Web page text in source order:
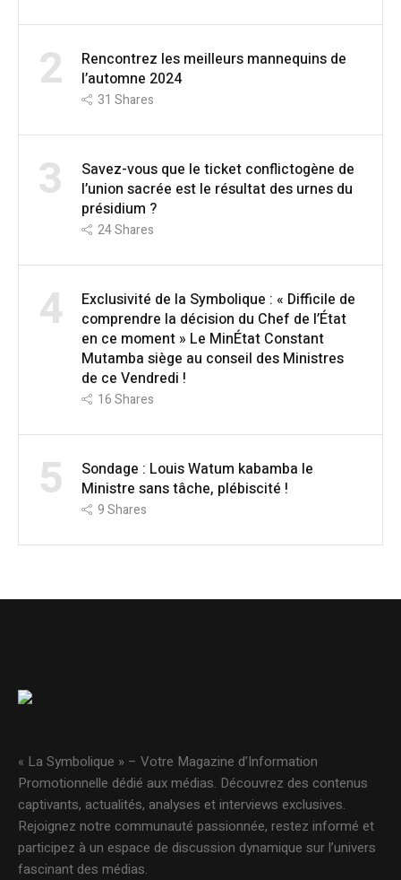
2
Rencontrez les meilleurs mannequins de
l’automne 2024
31 Shares
3
Savez-vous que le ticket conflictogène de
l’union sacrée est le résultat des urnes du
présidium ?
24Shares
4
Exclusivité de la Symbolique : « Difficile de
comprendre la décision du Chef de l’État
en ce moment » Le MinÉtat Constant
Mutamba siège au conseil des Ministres
de ce Vendredi !
16Shares
5
Sondage : Louis Watum kabamba le
Ministre sans tâche, plébiscité !
9Shares
« La Symbolique » – Votre Magazine d’Information
Promotionnelle dédié aux médias. Découvrez des contenus
captivants, actualités, analyses et interviews exclusives.
Rejoignez notre communauté passionnée, restez informé et
participez à un espace de discussion dynamique sur l’univers
fascinant des médias.